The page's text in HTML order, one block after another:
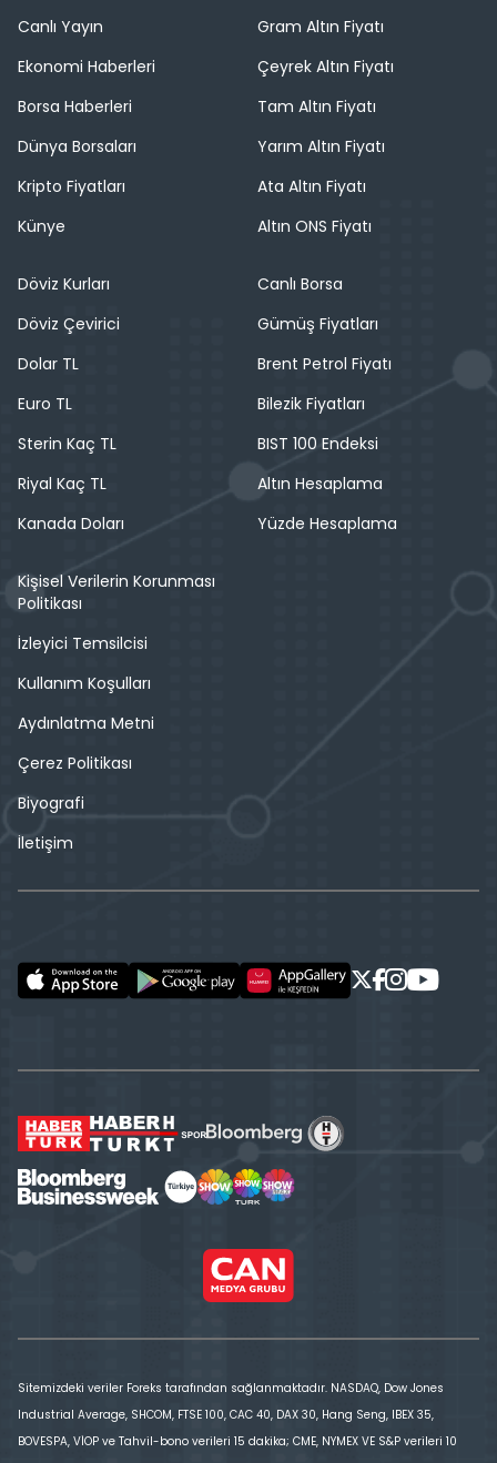
Canlı Yayın
Ekonomi Haberleri
Borsa Haberleri
Dünya Borsaları
Kripto Fiyatları
Künye
Gram Altın Fiyatı
Çeyrek Altın Fiyatı
Tam Altın Fiyatı
Yarım Altın Fiyatı
Ata Altın Fiyatı
Altın ONS Fiyatı
Döviz Kurları
Döviz Çevirici
Dolar TL
Euro TL
Sterin Kaç TL
Riyal Kaç TL
Kanada Doları
Canlı Borsa
Gümüş Fiyatları
Brent Petrol Fiyatı
Bilezik Fiyatları
BIST 100 Endeksi
Altın Hesaplama
Yüzde Hesaplama
Kişisel Verilerin Korunması
Politikası
İzleyici Temsilcisi
Kullanım Koşulları
Aydınlatma Metni
Çerez Politikası
Biyografi
İletişim
Sitemizdeki veriler Foreks tarafından sağlanmaktadır. NASDAQ, Dow Jones
Industrial Average, SHCOM, FTSE 100, CAC 40, DAX 30, Hang Seng, IBEX 35,
BOVESPA, VİOP ve Tahvil-bono verileri 15 dakika; CME, NYMEX VE S&P verileri 10